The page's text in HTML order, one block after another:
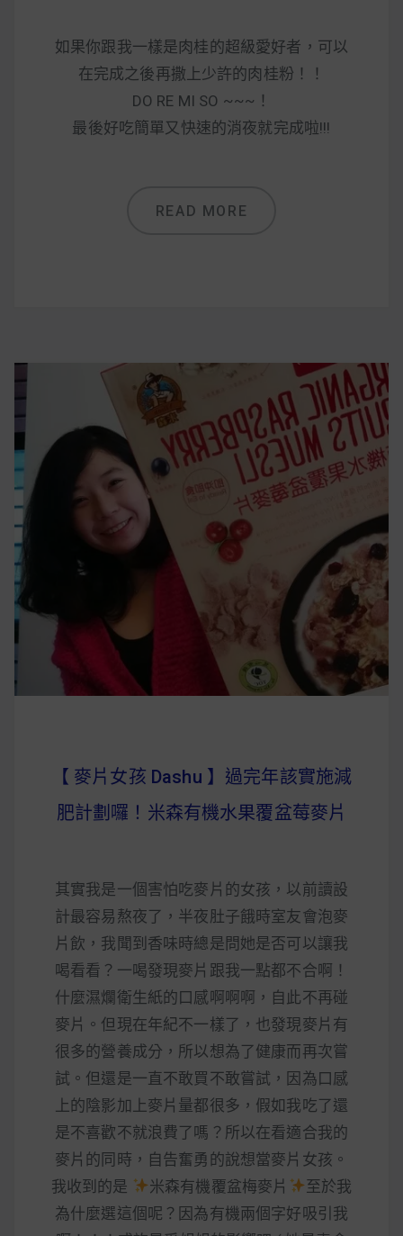
如果你跟我一樣是肉桂的超級愛好者，可以
在完成之後再撒上少許的肉桂粉！！
DO RE MI SO ~~~！
最後好吃簡單又快速的消夜就完成啦!!!
READ MORE
【 麥片女孩 Dashu 】過完年該實施減
肥計劃囉！米森有機水果覆盆莓麥片
其實我是一個害怕吃麥片的女孩，以前讀設
計最容易熬夜了，半夜肚子餓時室友會泡麥
片飲，我聞到香味時總是問她是否可以讓我
喝看看？一喝發現麥片跟我一點都不合啊！
什麼濕爛衛生紙的口感啊啊啊，自此不再碰
麥片。但現在年紀不一樣了，也發現麥片有
很多的營養成分，所以想為了健康而再次嘗
試。但還是一直不敢買不敢嘗試，因為口感
上的陰影加上麥片量都很多，假如我吃了還
是不喜歡不就浪費了嗎？所以在看適合我的
麥片的同時，自告奮勇的說想當麥片女孩。
我收到的是
米森有機覆盆梅麥片
至於我
為什麼選這個呢？因為有機兩個字好吸引我